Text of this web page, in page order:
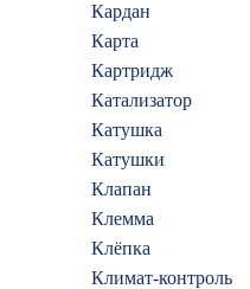
Кардан
Карта
Картридж
Катализатор
Катушка
Катушки
Клапан
Клемма
Клёпка
Климат-контроль